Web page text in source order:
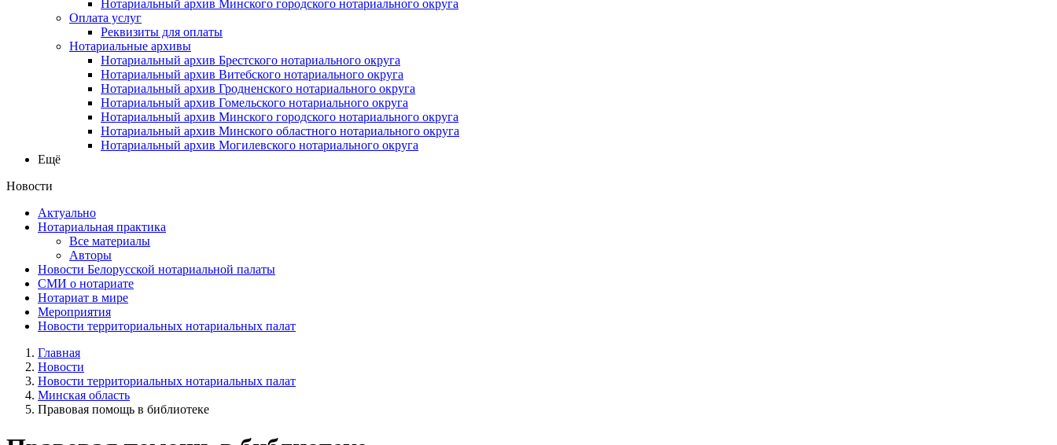
Нотариальный архив Минского городского нотариального округа
Оплата услуг
Реквизиты для оплаты
Нотариальные архивы
Нотариальный архив Брестского нотариального округа
Нотариальный архив Витебского нотариального округа
Нотариальный архив Гродненского нотариального округа
Нотариальный архив Гомельского нотариального округа
Нотариальный архив Минского городского нотариального округа
Нотариальный архив Минского областного нотариального округа
Нотариальный архив Могилевского нотариального округа
Ещё
Новости
Актуально
Нотариальная практика
Все материалы
Авторы
Новости Белорусской нотариальной палаты
СМИ о нотариате
Нотариат в мире
Мероприятия
Новости территориальных нотариальных палат
Главная
Новости
Новости территориальных нотариальных палат
Минская область
Правовая помощь в библиотеке